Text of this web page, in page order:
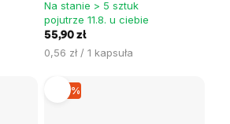
Na stanie > 5 sztuk
pojutrze 11.8. u ciebie
55,90 zł
Cena
0,56 zł / 1 kapsuła
–10 %